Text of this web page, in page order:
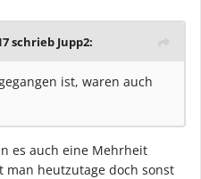
schrieb Jupp2:
ist, waren auch
es auch eine Mehrheit
heutzutage doch sonst